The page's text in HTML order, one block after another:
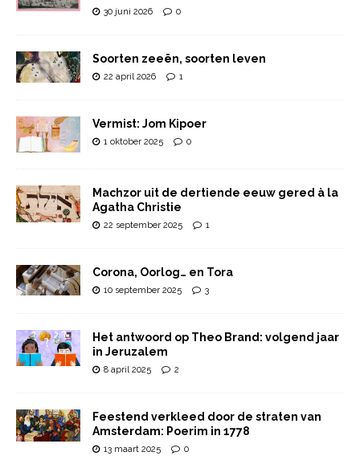
30 juni 2026 0
Soorten zeeën, soorten leven
22 april 2026 1
Vermist: Jom Kipoer
1 oktober 2025 0
Machzor uit de dertiende eeuw gered à la
Agatha Christie
22 september 2025 1
Corona, Oorlog… en Tora
10 september 2025 3
Het antwoord op Theo Brand: volgend jaar
in Jeruzalem
8 april 2025 2
Feestend verkleed door de straten van
Amsterdam: Poerim in 1778
13 maart 2025 0